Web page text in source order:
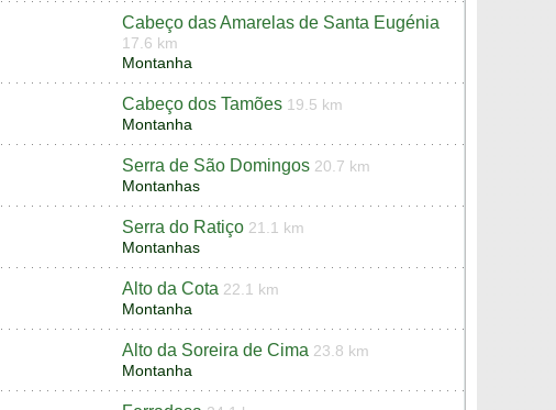
Cabeço das Amarelas de Santa Eugénia
17.6 km
Montanha
Cabeço dos Tamões 19.5 km
Montanha
Serra de São Domingos 20.7 km
Montanhas
Serra do Ratiço 21.1 km
Montanhas
Alto da Cota 22.1 km
Montanha
Alto da Soreira de Cima 23.8 km
Montanha